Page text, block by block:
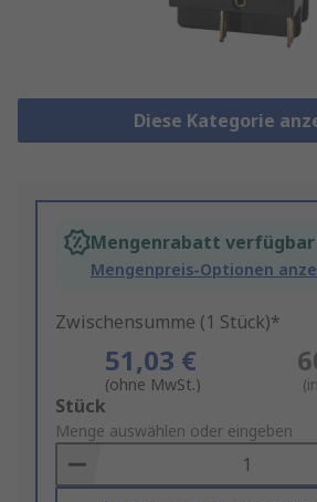
Diese Kategorie
Mengenrabatt verfügbar
Mengenpreis-Optionen
Zwischensumme (1 Stück)*
51,03 €
(ohne MwSt.)
Add
to
Basket
Stück
Menge auswählen oder eingeben